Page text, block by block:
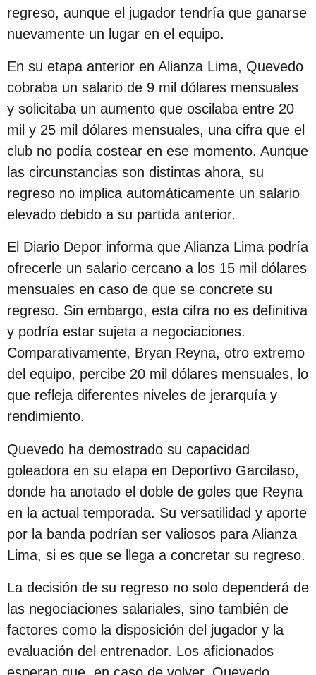
ñ
o
d
e
s
d
e
l
a
p
u
b
l
i
c
a
c
i
ó
regreso, aunque el jugador tendría que ganarse
nuevamente un lugar en el equipo.
En su etapa anterior en Alianza Lima, Quevedo
cobraba un salario de 9 mil dólares mensuales
y solicitaba un aumento que oscilaba entre 20
mil y 25 mil dólares mensuales, una cifra que el
club no podía costear en ese momento. Aunque
las circunstancias son distintas ahora, su
regreso no implica automáticamente un salario
elevado debido a su partida anterior.
El Diario Depor informa que Alianza Lima podría
ofrecerle un salario cercano a los 15 mil dólares
mensuales en caso de que se concrete su
regreso. Sin embargo, esta cifra no es definitiva
y podría estar sujeta a negociaciones.
Comparativamente, Bryan Reyna, otro extremo
del equipo, percibe 20 mil dólares mensuales, lo
que refleja diferentes niveles de jerarquía y
rendimiento.
Quevedo ha demostrado su capacidad
goleadora en su etapa en Deportivo Garcilaso,
donde ha anotado el doble de goles que Reyna
en la actual temporada. Su versatilidad y aporte
por la banda podrían ser valiosos para Alianza
Lima, si es que se llega a concretar su regreso.
La decisión de su regreso no solo dependerá de
las negociaciones salariales, sino también de
factores como la disposición del jugador y la
evaluación del entrenador. Los aficionados